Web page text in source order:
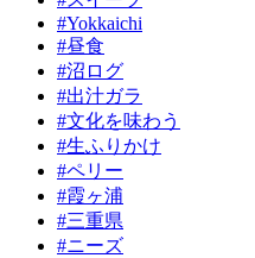
#Yokkaichi
#昼食
#沼ログ
#出汁ガラ
#文化を味わう
#生ふりかけ
#ペリー
#霞ヶ浦
#三重県
#ニーズ